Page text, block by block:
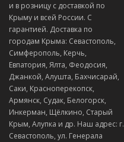
и в розницу с доставкой по
Крыму и всей России. С
гарантией. Доставка по
городам Крыма: Севастополь,
Симферополь, Керчь,
Евпатория, Ялта, Феодосия,
Джанкой, Алушта, Бахчисарай,
Саки, Красноперекопск,
Армянск, Судак, Белогорск,
Инкерман, Щёлкино, Старый
Крым, Алупка и др. Наш адрес: г.
Севастополь, ул. Генерала